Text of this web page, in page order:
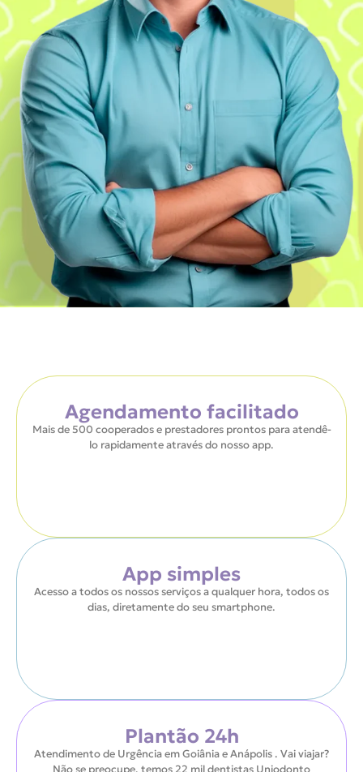
Agendamento facilitado
Mais de 500 cooperados e prestadores prontos para atendê-
lo rapidamente através do nosso app.
App simples
Acesso a todos os nossos serviços a qualquer hora, todos os
dias, diretamente do seu smartphone.
Plantão 24h
Atendimento de Urgência em Goiânia e Anápolis . Vai viajar?